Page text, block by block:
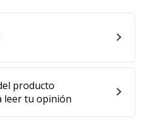
producto
leer tu opinión